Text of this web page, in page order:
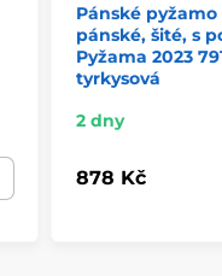
Pánské
pánské, šité, s
Pyžama 2023
tyrkysová
2 dny
878 Kč